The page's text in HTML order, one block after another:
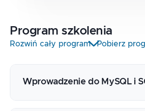
Program szkolenia
Rozwiń cały program Pobierz
Wprowadzenie do MySQL i